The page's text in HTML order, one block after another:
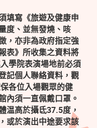
填寫《旅遊及健康申
度、並無發燒、咳
，亦非為政府指定強
表》所收集之資料將
學院表演場地前必須
記個人聯絡資料，觀
各位入場觀眾的健
內須一直佩戴口罩。
温高於攝氐37.5度，
或於演出中途要求該